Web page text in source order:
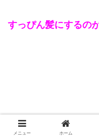
すっぴん髪にするの
メニュー ホーム